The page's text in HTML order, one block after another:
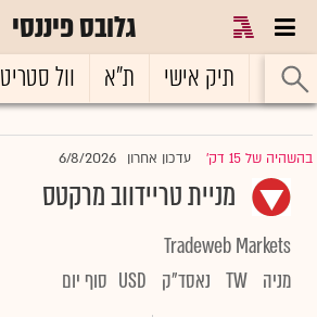
גלובס פיננסי
ראשי תיק אישי ת"א וול סטריט
בהשהיה של 15 דק' |עדכון אחרון 6/8/2026
מניית טריידווב מרקטס
Tradeweb Markets
מניה TW נאסד"ק USD סוף יום